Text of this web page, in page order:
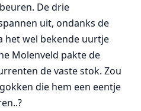
De drie
uit, ondanks de
het wel bekende uurtje
Molenveld pakte de
de vaste stok. Zou
die hem een eentje